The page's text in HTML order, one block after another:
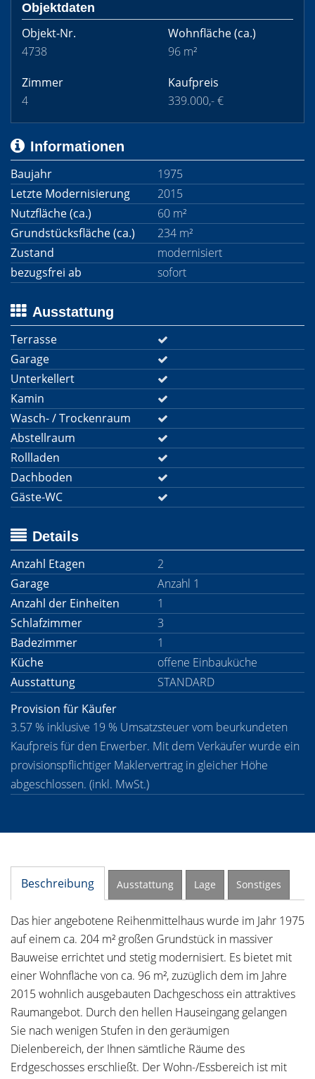
Objektdaten
Objekt-Nr.
4738
Wohnfläche(ca.)
96 m²
Zimmer
4
Kaufpreis
339.000,- €
Informationen
Baujahr
1975
Letzte Modernisierung
2015
Nutzfläche (ca.)
60 m²
Grundstücksfläche (ca.)
234 m²
Zustand
modernisiert
bezugsfrei ab
sofort
Ausstattung
Terrasse
Garage
Unterkellert
Kamin
Wasch- / Trockenraum
Abstellraum
Rollladen
Dachboden
Gäste-WC
Details
Anzahl Etagen
2
Garage
Anzahl 1
Anzahl der Einheiten
1
Schlafzimmer
3
Badezimmer
1
Küche
offene Einbauküche
Ausstattung
STANDARD
Provision für Käufer
3.57 % inklusive 19 % Umsatzsteuer vom beurkundeten
Kaufpreis für den Erwerber. Mit dem Verkäufer wurde ein
provisionspflichtiger Maklervertrag in gleicher Höhe
abgeschlossen. (inkl. MwSt.)
Beschreibung Ausstattung Lage Sonstiges
Das hier angebotene Reihenmittelhaus wurde im Jahr 1975
auf einem ca. 204 m² großen Grundstück in massiver
Bauweise errichtet und stetig modernisiert. Es bietet mit
einer Wohnfläche von ca. 96 m², zuzüglich dem im Jahre
2015 wohnlich ausgebauten Dachgeschoss ein attraktives
Raumangebot. Durch den hellen Hauseingang gelangen
Sie nach wenigen Stufen in den geräumigen
Dielenbereich, der Ihnen sämtliche Räume des
Erdgeschosses erschließt. Der Wohn-/Essbereich ist mit